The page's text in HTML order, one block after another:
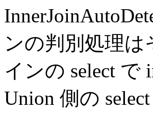
ンの判別処理
インの select
Union 側の